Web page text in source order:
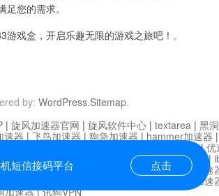
您的需求。
戏盒，开启乐趣无限的游戏之旅吧！。
by: WordPress.Sitemap.
短信接码平台 点击
| 旋风加速器官网 | 旋风软件中心 | textarea | 黑
速器 | 飞鸟加速器 | 狗急加速器 | hammer加速器
迷雾通|优
洞加速 |falemon 快橙加速器|anycast加速器 |
场|老王加速器| | 白石山|
小牛加速
芒果加速
加速器|讯狗VPN